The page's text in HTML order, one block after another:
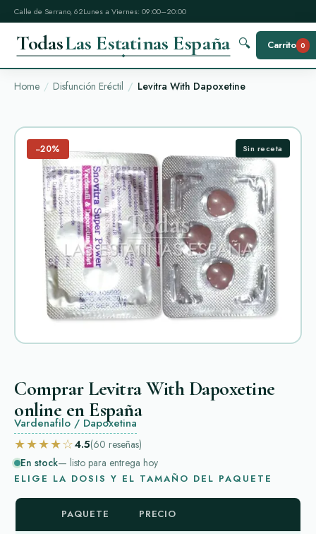
Calle de Serrano, 62Lunes a Viernes: 09:00–20:00
TodasLas Estatinas España 🔍 Carrito 0
Home Disfunción Eréctil Levitra With Dapoxetine
−20% Sin receta
Comprar Levitra With Dapoxetine
online en España
Vardenafilo / Dapoxetina
★★★★☆4.5(60 reseñas)
En stock— listo para entrega hoy
ELIGE LA DOSIS Y EL TAMAÑO DEL PAQUETE
PAQUETE PRECIO